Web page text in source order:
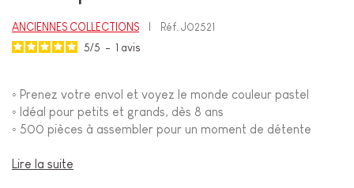
ANCIENNES COLLECTIONS Réf.J02521
5/5 - 1 avis
◦ Prenez votre envol et voyez le monde couleur pastel
◦ Idéal pour petits et grands, dès 8 ans
◦ 500 pièces à assembler pour un moment de détente
Lire la suite